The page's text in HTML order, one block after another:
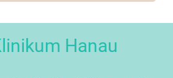
Hanau